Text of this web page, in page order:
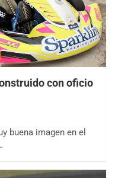
con oficio
buena imagen en el